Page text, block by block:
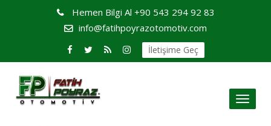
Hemen Bilgi Al +90 543 294 92 83
info@fatihpoyrazotomotiv.com
İletişime Geç
Toggle